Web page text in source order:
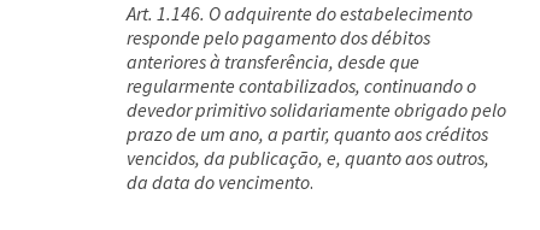
Art. 1.146. O adquirente do estabelecimento
responde pelo pagamento dos débitos
anteriores à transferência, desde que
regularmente contabilizados, continuando o
devedor primitivo solidariamente obrigado pelo
prazo de um ano, a partir, quanto aos créditos
vencidos, da publicação, e, quanto aos outros,
da data do vencimento.